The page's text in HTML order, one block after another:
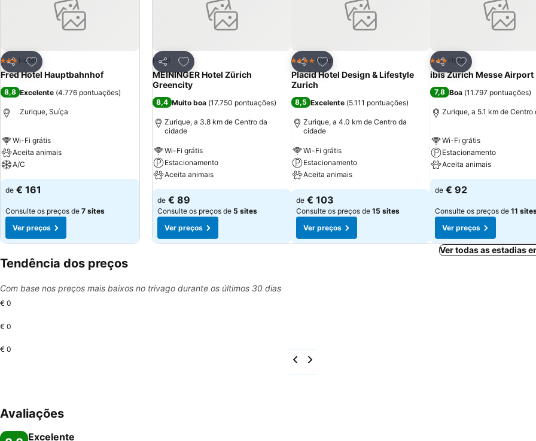
Partilhar
Adicionar aos favoritos
3 Estrelas
Hotel
Fred Hotel Hauptbahnhof
8,8 Excelente (4.776 pontuações)
Zurique, Suíça
Wi-Fi grátis
Aceita animais
A/C
de € 161
Consulte os preços de 7 sites
Ver preços
Partilhar
Adicionar aos favoritos
Hotel
MEININGER Hotel Zürich
Greencity
8,4 Muito boa (17.750 pontuações)
Zurique, a 3.8 km de Centro da
cidade
Wi-Fi grátis
Estacionamento
Aceita animais
de € 89
Consulte os preços de 5 sites
Ver preços
Partilhar
Adicionar aos favoritos
4 EstrelasHotel
Placid Hotel Design & Lifestyle
Zurich
8,5 Excelente (5.111 pontuações)
Zurique, a 4.0 km de Centro da
cidade
Wi-Fi grátis
Estacionamento
Aceita animais
de € 103
Consulte os preços de 15 sites
Ver preços
Partilhar
Adicionar aos
3 Estrelas
Hotel
ibis Zurich Messe Airport
7,8 Boa (11.797 pontuações)
Zurique, a 5.1 km de Centro
Wi-Fi grátis
Estacionamento
Aceita animais
de € 92
Consulte os preços de 11
Ver preços
Ver todas as estadias
Tendência dos preços
Com base nos preços mais baixos no trivago durante os últimos 30 dias
€ 0
€ 0
€ 0
Avaliações
Excelente